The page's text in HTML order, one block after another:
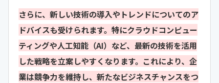
さらに、新しい技術の導入やトレンドについてのア
ドバイスも受けられます。特にクラウドコンピュー
ティングや人工知能（AI）など、最新の技術を活用
した戦略を立案しやすくなります。これにより、企
業は競争力を維持し、新たなビジネスチャンスをつ